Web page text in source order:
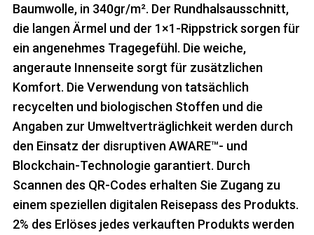
Baumwolle, in 340gr/m². Der Rundhalsausschnitt,
die langen Ärmel und der 1×1-Rippstrick sorgen für
ein angenehmes Tragegefühl. Die weiche,
angeraute Innenseite sorgt für zusätzlichen
Komfort. Die Verwendung von tatsächlich
recycelten und biologischen Stoffen und die
Angaben zur Umweltverträglichkeit werden durch
den Einsatz der disruptiven AWARE™- und
Blockchain-Technologie garantiert. Durch
Scannen des QR-Codes erhalten Sie Zugang zu
einem speziellen digitalen Reisepass des Produkts.
2% des Erlöses jedes verkauften Produkts werden